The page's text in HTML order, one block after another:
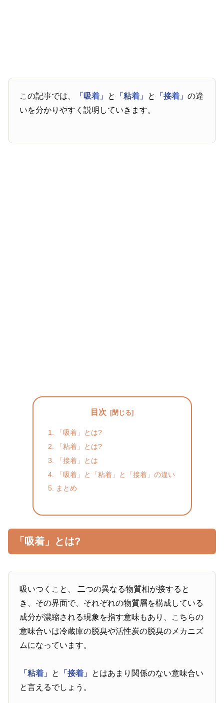
この記事では、 「吸着」 と 「粘着」 と 「接着」の違
いを分かりやすく説明していきます。
目次
「吸着」とは?
「粘着」とは?
「接着」とは
「吸着」と「粘着」と「接着」の違い
まとめ
「吸着」とは?
吸いつくこと、 二つの異なる物質相が接すると
き、その界面で、それぞれの物質層を構成している
成分が濃縮される現象を指す意味もあり、こちらの
意味合いは冷蔵庫の脱臭や活性炭の脱臭のメカニズ
ムになっています。
「粘着」 と 「接着」 とはあまり関係のない意味合い
と言えるでしょう。